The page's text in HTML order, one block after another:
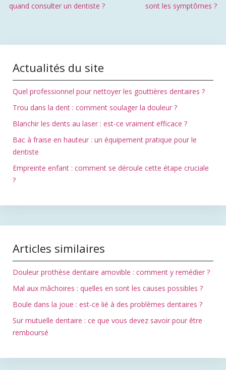
quand consulter un dentiste ?
sont les symptômes ?
Actualités du site
Quel professionnel pour nettoyer les gouttières dentaires ?
Trou dans la dent : comment soulager la douleur ?
Blanchir les dents au laser : est-ce vraiment efficace ?
Bac à fraise en hauteur : un équipement pratique pour le
dentiste
Empreinte enfant : comment se déroule cette étape cruciale
?
Articles similaires
Douleur prothèse dentaire amovible : comment y remédier ?
Mal aux mâchoires : quelles en sont les causes possibles ?
Boule dans la joue : est-ce lié à des problèmes dentaires ?
Sur mutuelle dentaire : ce que vous devez savoir pour être
remboursé